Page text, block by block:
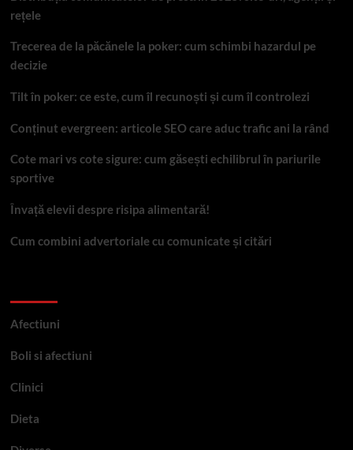
rețele
Trecerea de la păcănele la poker: cum schimbi hazardul pe
decizie
Tilt în poker: ce este, cum îl recunoști și cum îl controlezi
Conținut evergreen: articole SEO care aduc trafic ani la rând
Cote mari vs cote sigure: cum găsești echilibrul în pariurile
sportive
Învață elevii despre risipa alimentară!
Cum combini advertoriale cu comunicate și citări
Afectiuni
Boli si afectiuni
Clinici
Dieta